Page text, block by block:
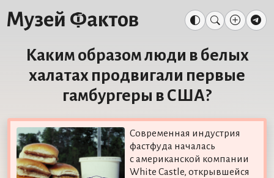
Каким образом люди в белых
халатах продвигали первые
гамбургеры в США?
Современная индустрия
фастфуда началась
с американской компании
White Castle, открывшейся